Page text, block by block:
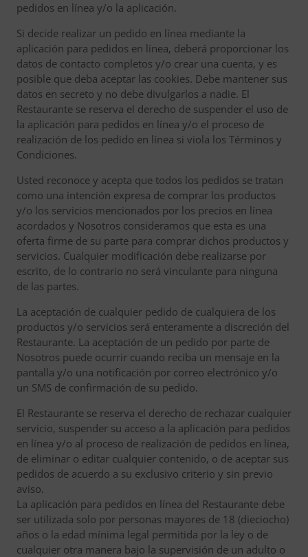
pedidos en línea y/o la aplicación.
Si decide realizar un pedido en línea mediante la
aplicación para pedidos en línea, deberá proporcionar los
datos de contacto completos y/o crear una cuenta, y es
posible que deba aceptar las cookies. Debe mantener sus
datos en secreto y no debe divulgarlos a nadie. El
Restaurante se reserva el derecho de suspender el uso de
la aplicación para pedidos en línea y/o el proceso de
realización de los pedido en línea si viola los Términos y
Condiciones.
Usted reconoce y acepta que todos los pedidos se tratan
como una intención expresa de comprar los productos
y/o los servicios mencionados por los precios en línea
acordados y Nosotros consideramos que esta es una
oferta firme de su parte para comprar dichos productos y
servicios. Cualquier modificación debe realizarse por
escrito, de lo contrario no será vinculante para ninguna
de las partes.
La aceptación de cualquier pedido de cualquiera de los
productos y/o servicios será enteramente a discreción del
Restaurante. La aceptación de un pedido por parte de
Nosotros puede ocurrir cuando reciba un mensaje en la
pantalla y/o una notificación por correo electrónico y/o
un SMS de confirmación de su pedido.
El Restaurante se reserva el derecho de rechazar cualquier
servicio, suspender su acceso a la aplicación para pedidos
en línea y/o al proceso de realización de pedidos en línea,
de eliminar o editar cualquier contenido, o de aceptar sus
pedidos de acuerdo a su exclusivo criterio y sin previo
aviso.
La aplicación para pedidos en línea del Restaurante debe
ser utilizada solo por personas mayores de 18 (dieciocho)
años o la edad mínima legal permitida por la ley o de
cualquier otra manera bajo la supervisión de un adulto o